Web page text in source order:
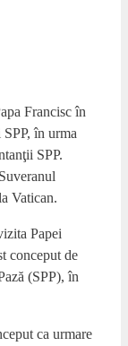
Francisc în
în urma
SPP.
Vatican.
Papei
conceput de
(SPP), în
ca urmare